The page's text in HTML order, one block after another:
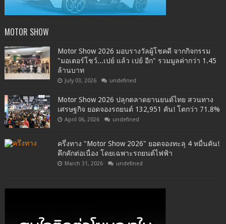
MOTOR SHOW
Motor Show 2026 มอบรางวัลผู้โชคดี จากกิจกรรม
"มอเตอร์โชว์...เปย์ แล้ว เปย์ อีก" รวมมูลค่ากว่า 1.45
ล้านบาท
July 03, 2026 undefined
Motor Show 2026 ปลุกตลาดยานยนต์ไทย สวนทาง
เศรษฐกิจ ยอดจองรถยนต์ 132,951 คัน! โตกว่า 71.8%
April 06, 2026 undefined
ครึ่งทาง "Motor Show 2026" ยอดจองทะลุ 4 หมื่นคัน!
คึกคักต่อเนื่อง โดยเฉพาะรถยนต์ไฟฟ้า
March 31, 2026 undefined